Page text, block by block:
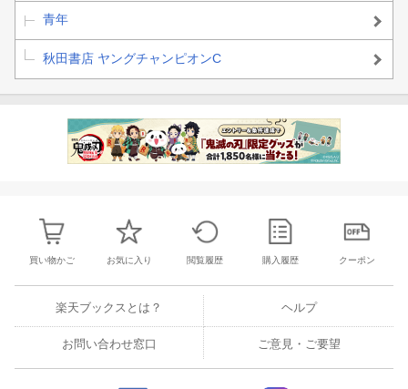
青年
秋田書店 ヤングチャンピオンC
買い物かご お気に入り 閲覧履歴 購入履歴 クーポン
楽天ブックスとは？ ヘルプ
お問い合わせ窓口 ご意見・ご要望